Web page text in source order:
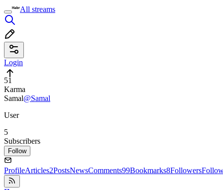
All streams
Login
51
Karma
Samal@Samal
User
5
Subscribers
Follow
ProfileArticles2PostsNewsComments99Bookmarks8Followers